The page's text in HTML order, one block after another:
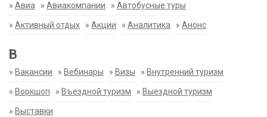
» Авиа » Авиакомпании » Автобусные туры
» Активный отдых » Акции » Аналитика » Анонс
В
» Вакансии » Вебинары » Визы » Внутренний туризм
» Воркшоп » Въездной туризм » Выездной туризм
» Выставки